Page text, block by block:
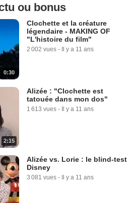
ou bonus
0:30
Clochette et la créature
légendaire - MAKING OF
"L'histoire du film"
2 002 vues - Il y a 11 ans
2:15
Alizée : "Clochette est
tatouée dans mon dos"
1 613 vues - Il y a 11 ans
Alizée vs. Lorie : le blind-test
Disney
3 081 vues - Il y a 11 ans